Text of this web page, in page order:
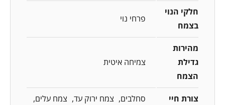
חלקי הנוי
בצמח
פרחי נוי
מהירות
גדילת
הצמח
צמיחה איטית
צורת חיי
סחלבים צמח ירוק עד
צמח עלים